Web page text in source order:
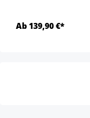
Ab 139,90 €*